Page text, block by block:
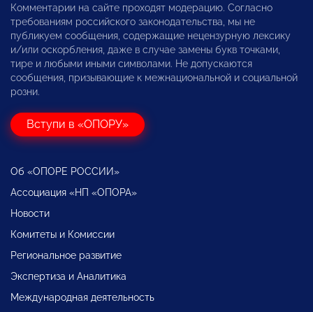
Комментарии на сайте проходят модерацию. Согласно
требованиям российского законодательства, мы не
публикуем сообщения, содержащие нецензурную лексику
и/или оскорбления, даже в случае замены букв точками,
тире и любыми иными символами. Не допускаются
сообщения, призывающие к межнациональной и социальной
розни.
Вступи в «ОПОРУ»
Об «ОПОРЕ РОССИИ»
Ассоциация «НП «ОПОРА»
Новости
Комитеты и Комиссии
Региональное развитие
Экспертиза и Аналитика
Международная деятельность